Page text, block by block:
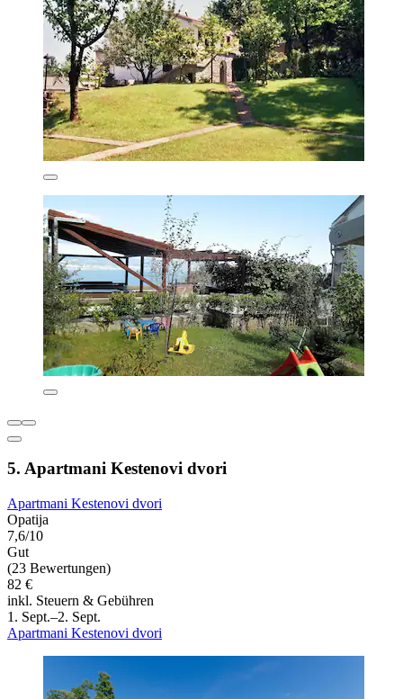
5. Apartmani Kestenovi dvori
Apartmani Kestenovi dvori
Opatija
7,6/10
Gut
(23 Bewertungen)
82 €
inkl. Steuern & Gebühren
1. Sept.–2. Sept.
Apartmani Kestenovi dvori